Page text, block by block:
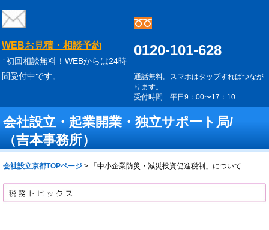
WEBお見積・相談予約
↑初回相談無料！WEBからは24時
間受付中です。
0120-101-628
通話無料。スマホはタップすればつなが
ります。
受付時間 平日9：00〜17：10
会社設立・起業開業・独立サポート局/
（吉本事務所）
会社設立京都TOPページ > 「中小企業防災・減災投資促進税制」について